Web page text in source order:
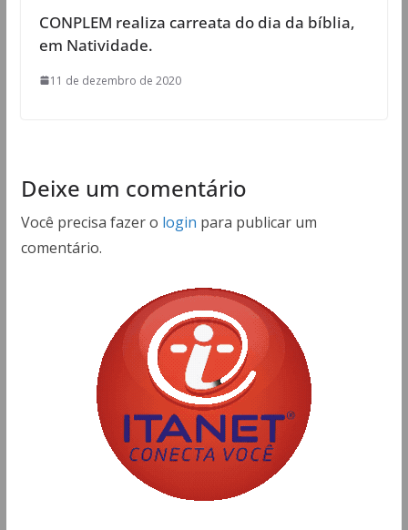
CONPLEM realiza carreata do dia da bíblia,
em Natividade.
11 de dezembro de 2020
Deixe um comentário
Você precisa fazer o login para publicar um
comentário.